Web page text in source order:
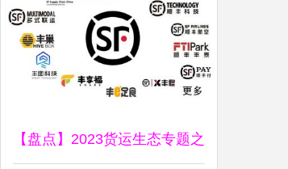
【盘点】2023货运生态专题之